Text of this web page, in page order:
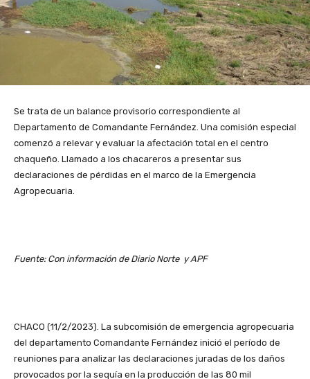
Se trata de un balance provisorio correspondiente al
Departamento de Comandante Fernández. Una comisión especial
comenzó a relevar y evaluar la afectación total en el centro
chaqueño. Llamado a los chacareros a presentar sus
declaraciones de pérdidas en el marco de la Emergencia
Agropecuaria.
Fuente: Con información de Diario Norte y APF
CHACO (11/2/2023). La subcomisión de emergencia agropecuaria
del departamento Comandante Fernández inició el período de
reuniones para analizar las declaraciones juradas de los daños
provocados por la sequía en la producción de las 80 mil